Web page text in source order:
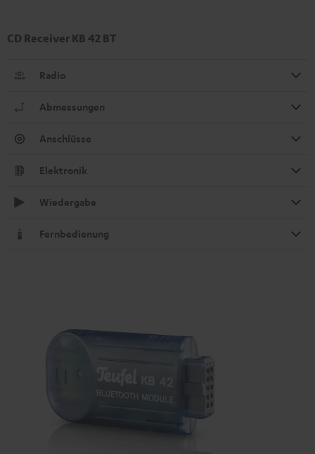
CD Receiver KB 42 BT
Radio
Abmessungen
Anschlüsse
Elektronik
Wiedergabe
Fernbedienung